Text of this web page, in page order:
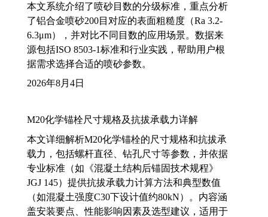
本文系统介绍了喷砂目数的分级标准，重点分析
了铝合金喷砂200目对应的表面粗糙度（Ra 3.2-
6.3μm），并对比不同目数的应用场景。数据来
源包括ISO 8503-1标准和行业实践，帮助用户根
据需求选择合适的喷砂参数。
2026年8月4日
M20化学锚栓尺寸规格及抗拔承载力详解
本文详细解析M20化学锚栓的尺寸规格和抗拔承
载力，包括螺杆直径、钻孔尺寸等参数，并依据
专业标准（如《混凝土结构后锚固技术规程》
JGJ 145）提供抗拔承载力计算方法和典型数值
（如混凝土强度C30下设计值约80kN）。内容涵
盖安装要点、性能影响因素及选型建议，适用于